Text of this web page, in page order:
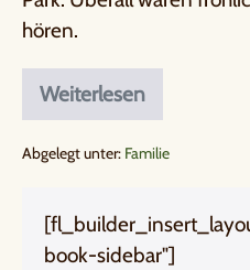
hören.
Weiterlesen
Abgelegt unter: Familie
book-sidebar"]